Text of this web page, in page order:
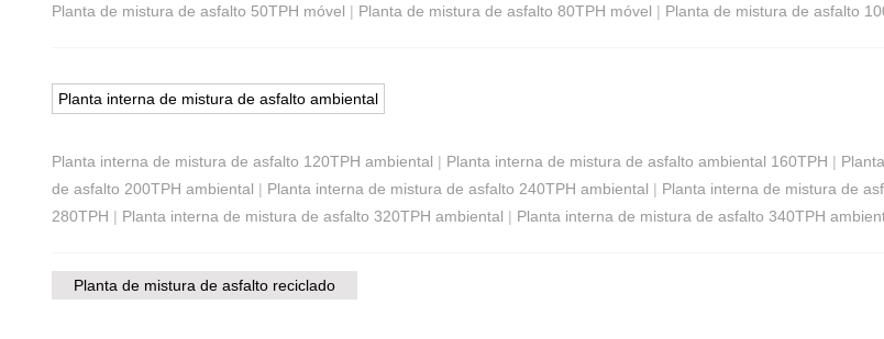
Planta de mistura de asfalto 50TPH móvel | Planta de mistura de asfalto 80TPH móvel | Planta de mistura de asfalto
Planta interna de mistura de asfalto ambiental
Planta interna de mistura de asfalto 120TPH ambiental | Planta interna de mistura de asfalto ambiental 160TPH |
de asfalto 200TPH ambiental | Planta interna de mistura de asfalto 240TPH ambiental | Planta interna de mistura de
280TPH | Planta interna de mistura de asfalto 320TPH ambiental | Planta interna de mistura de asfalto 340TPH
Planta de mistura de asfalto reciclado